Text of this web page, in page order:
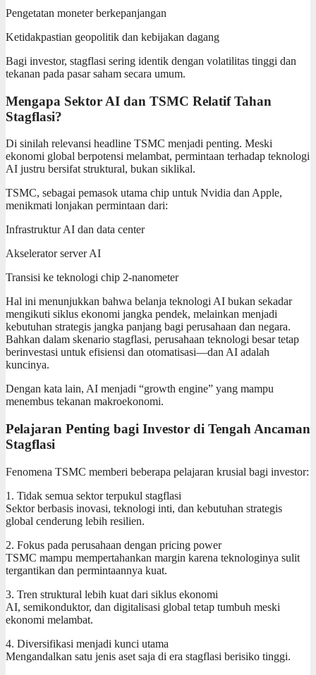
Pengetatan moneter berkepanjangan
Ketidakpastian geopolitik dan kebijakan dagang
Bagi investor, stagflasi sering identik dengan volatilitas tinggi dan
tekanan pada pasar saham secara umum.
Mengapa Sektor AI dan TSMC Relatif Tahan
Stagflasi?
Di sinilah relevansi headline TSMC menjadi penting. Meski
ekonomi global berpotensi melambat, permintaan terhadap teknologi
AI justru bersifat struktural, bukan siklikal.
TSMC, sebagai pemasok utama chip untuk Nvidia dan Apple,
menikmati lonjakan permintaan dari:
Infrastruktur AI dan data center
Akselerator server AI
Transisi ke teknologi chip 2-nanometer
Hal ini menunjukkan bahwa belanja teknologi AI bukan sekadar
mengikuti siklus ekonomi jangka pendek, melainkan menjadi
kebutuhan strategis jangka panjang bagi perusahaan dan negara.
Bahkan dalam skenario stagflasi, perusahaan teknologi besar tetap
berinvestasi untuk efisiensi dan otomatisasi—dan AI adalah
kuncinya.
Dengan kata lain, AI menjadi “growth engine” yang mampu
menembus tekanan makroekonomi.
Pelajaran Penting bagi Investor di Tengah Ancaman
Stagflasi
Fenomena TSMC memberi beberapa pelajaran krusial bagi investor:
1. Tidak semua sektor terpukul stagflasi
Sektor berbasis inovasi, teknologi inti, dan kebutuhan strategis
global cenderung lebih resilien.
2. Fokus pada perusahaan dengan pricing power
TSMC mampu mempertahankan margin karena teknologinya sulit
tergantikan dan permintaannya kuat.
3. Tren struktural lebih kuat dari siklus ekonomi
AI, semikonduktor, dan digitalisasi global tetap tumbuh meski
ekonomi melambat.
4. Diversifikasi menjadi kunci utama
Mengandalkan satu jenis aset saja di era stagflasi berisiko tinggi.